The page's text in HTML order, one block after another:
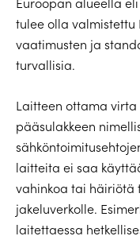
tulee olla valmistettu
vaatimusten ja
turvallisia.
Laitteen ottama
pääsulakkeen
laitteita ei saa
vahinkoa tai häiriötä
jakeluverkolle.
laitettaessa